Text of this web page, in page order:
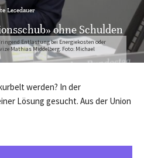
Entlastung bei Energiekosten oder
Mathias Middelberg. Foto: Michael
Lesedauer
ohne Schulden
werden? In der
Lösung gesucht. Aus der Union